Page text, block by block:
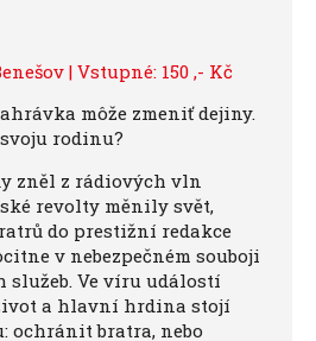
| Vstupné: 150 ,- Kč
môže zmeniť dejiny.
rodinu?
zněl z rádiových vln
revolty měnily svět,
do prestižní redakce
v nebezpečném souboji
služeb. Ve víru událostí
a hlavní hrdina stojí
ochránit bratra, nebo